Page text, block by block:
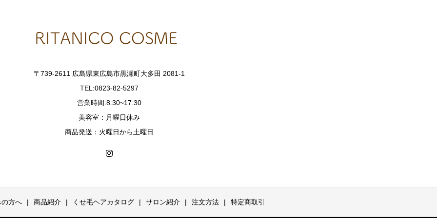
〒739-2611 広島県東広島市黒瀬町大多田 2081-1
TEL:0823-82-5297
営業時間:8:30~17:30
美容室：月曜日休み
商品発送：火曜日から土曜日
の方へ 商品紹介 くせ毛ヘアカタログ サロン紹介 注文方法 特定商取引